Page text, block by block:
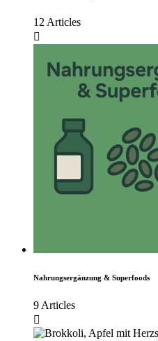
12 Articles
Nahrungsergänzung & Superfoods
9 Articles